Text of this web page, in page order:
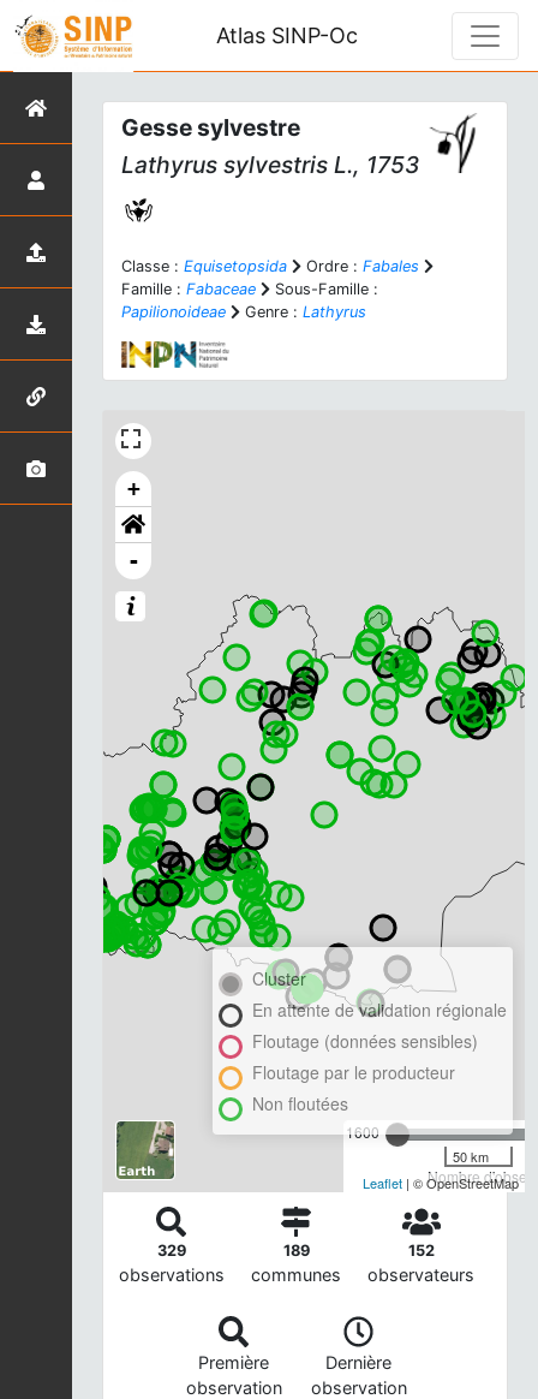
Atlas SINP-Oc
Gesse sylvestre
Lathyrus sylvestris L., 1753
Classe : Equisetopsida Ordre : Fabales
Famille : Fabaceae
Sous-Famille :
Papilionoideae
Genre : Lathyrus
+
-
1600
Nombre
Cluster
En attente de validation régionale
Floutage (données sensibles)
Floutage par le producteur
Non floutées
50 km
Leaflet | © OpenStreetMap
329
observations
189
communes
152
observateurs
Première
observation
Dernière
observation